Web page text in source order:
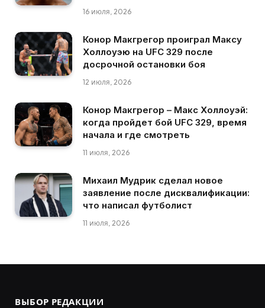
16 июля, 2026
Конор Макгрегор проиграл Максу
Холлоуэю на UFC 329 после
досрочной остановки боя
12 июля, 2026
Конор Макгрегор – Макс Холлоуэй:
когда пройдет бой UFC 329, время
начала и где смотреть
11 июля, 2026
Михаил Мудрик сделал новое
заявление после дисквалификации:
что написал футболист
11 июля, 2026
ВЫБОР РЕДАКЦИИ